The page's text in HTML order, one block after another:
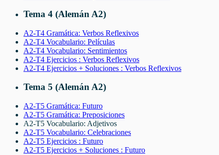
Tema 4 (Alemán A2)
A2-T4 Gramática: Verbos Reflexivos
A2-T4 Vocabulario: Películas
A2-T4 Vocabulario: Sentimientos
A2-T4 Ejercicios : Verbos Reflexivos
A2-T4 Ejercicios + Soluciones : Verbos Reflexivos
Tema 5 (Alemán A2)
A2-T5 Gramática: Futuro
A2-T5 Gramática: Preposiciones
A2-T5 Vocabulario: Adjetivos
A2-T5 Vocabulario: Celebraciones
A2-T5 Ejercicios : Futuro
A2-T5 Ejercicios + Soluciones : Futuro